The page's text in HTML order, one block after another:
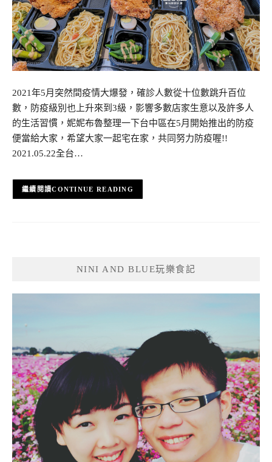
2021年5月突然間疫情大爆發，確診人數從十位數跳升百位
數，防疫級別也上升來到3級，影響多數店家生意以及許多人
的生活習慣，妮妮布魯整理一下台中區在5月開始推出的防疫
便當給大家，希望大家一起宅在家，共同努力防疫喔!!
2021.05.22全台…
CONTINUE READING
NINI AND BLUE玩樂食記